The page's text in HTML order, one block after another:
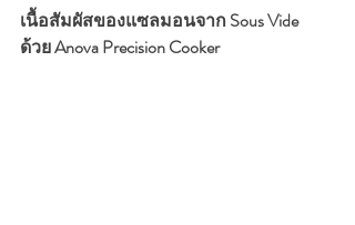
เนื้อสัมผัสของแซลมอนจาก Sous Vide
ด้วย Anova Precision Cooker